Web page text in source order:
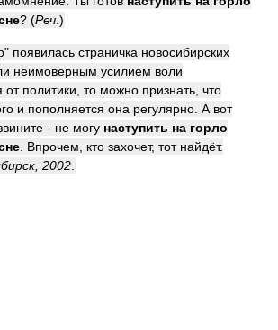
? (Реч .)
появилась страничка новосибирских
неимоверным усилием воли
от политики, то можно признать, что
и пополняется она регулярно. А вот
- не могу наступить на горло
. Впрочем, кто захочет, тот найдёт.
2002